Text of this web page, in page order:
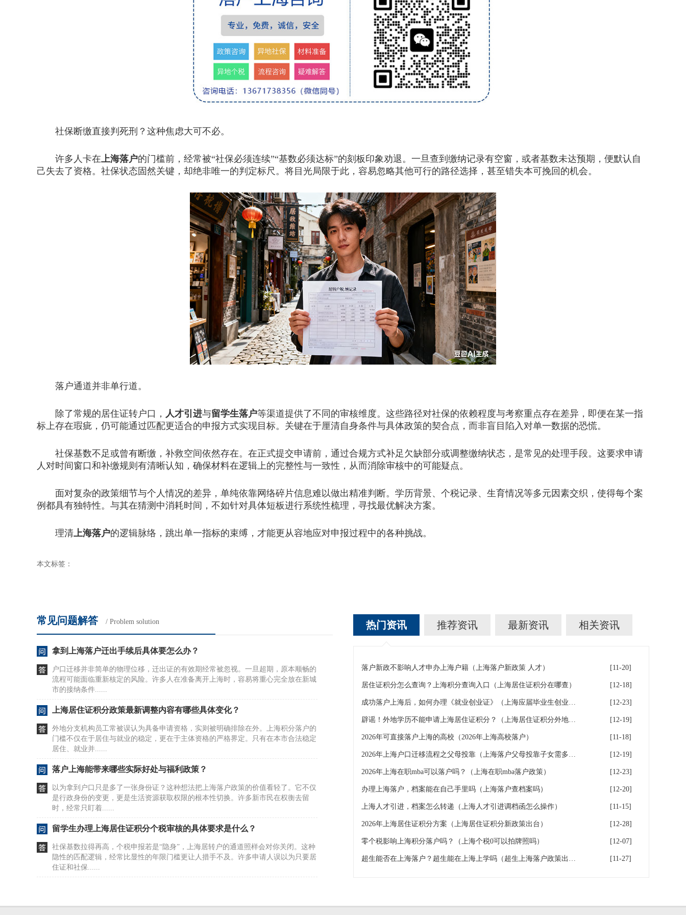
社保断缴直接判死刑？这种焦虑大可不必。
许多人卡在上海落户的门槛前，经常被“社保必须连续”“基数必须达标”的刻板印象劝退。一旦查到缴纳记录有空窗，或者基数未达预期，便默认自
己失去了资格。社保状态固然关键，却绝非唯一的判定标尺。将目光局限于此，容易忽略其他可行的路径选择，甚至错失本可挽回的机会。
落户通道并非单行道。
除了常规的居住证转户口， 人才引进与留学生落户等渠道提供了不同的审核维度。这些路径对社保的依赖程度与考察重点存在差异，即便在某一指
标上存在瑕疵，仍可能通过匹配更适合的申报方式实现目标。关键在于厘清自身条件与具体政策的契合点，而非盲目陷入对单一数据的恐慌。
社保基数不足或曾有断缴，补救空间依然存在。在正式提交申请前，通过合规方式补足欠缺部分或调整缴纳状态，是常见的处理手段。这要求申请
人对时间窗口和补缴规则有清晰认知，确保材料在逻辑上的完整性与一致性，从而消除审核中的可能疑点。
面对复杂的政策细节与个人情况的差异，单纯依靠网络碎片信息难以做出精准判断。学历背景、个税记录、生育情况等多元因素交织，使得每个案
例都具有独特性。与其在猜测中消耗时间，不如针对具体短板进行系统性梳理，寻找最优解决方案。
理清上海落户的逻辑脉络，跳出单一指标的束缚，才能更从容地应对申报过程中的各种挑战。
本文标签：
常见问题解答 / Problem solution
拿到上海落户迁出手续后具体要怎么办？
户口迁移并非简单的物理位移，迁出证的有效期经常被忽视。一旦超期，原本顺畅的
流程可能面临重新核定的风险。许多人在准备离开上海时，容易将重心完全放在新城
市的接纳条件......
上海居住证积分政策最新调整内容有哪些具体变化？
外地分支机构员工常被误认为具备申请资格，实则被明确排除在外。上海积分落户的
门槛不仅在于居住与就业的稳定，更在于主体资格的严格界定。只有在本市合法稳定
居住、就业并......
落户上海能带来哪些实际好处与福利政策？
以为拿到户口只是多了一张身份证？这种想法把上海落户政策的价值看轻了。它不仅
是行政身份的变更，更是生活资源获取权限的根本性切换。许多新市民在权衡去留
时，经常只盯着......
留学生办理上海居住证积分个税审核的具体要求是什么？
社保基数拉得再高，个税申报若是“隐身”，上海居转户的通道照样会对你关闭。这种
隐性的匹配逻辑，经常比显性的年限门槛更让人措手不及。许多申请人误以为只要居
住证和社保......
没有中级职称或技师证，上海落户政策并非就此堵死。特定条件下，硬性门槛可被豁
热门资讯 推荐资讯 最新资讯 相关资讯
落户新政不影响人才申办上海户籍（上海落户新政策 人才） [11-20]
居住证积分怎么查询？上海积分查询入口（上海居住证积分在哪查） [12-18]
成功落户上海后，如何办理《就业创业证》（上海应届毕业生创业落户） [12-23]
辟谣！外地学历不能申请上海居住证积分？（上海居住证积分外地大专可以吗） [12-19]
2026年可直接落户上海的高校（2026年上海高校落户） [11-18]
2026年上海户口迁移流程之父母投靠（上海落户父母投靠子女需多长时间） [12-19]
2026年上海在职mba可以落户吗？（上海在职mba落户政策） [12-23]
办理上海落户，档案能在自己手里吗（上海落户查档案吗） [12-20]
上海人才引进，档案怎么转递（上海人才引进调档函怎么操作） [11-15]
2026年上海居住证积分方案（上海居住证积分新政策出台） [12-28]
零个税影响上海积分落户吗？（上海个税0可以拍牌照吗） [12-07]
超生能否在上海落户？超生能在上海上学吗（超生上海落户政策出台） [11-27]